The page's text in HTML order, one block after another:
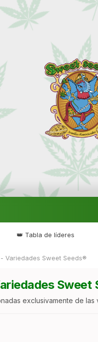
👑 Tabla de líderes
Variedades Sweet Seeds®
Sweet
exclusivamente de